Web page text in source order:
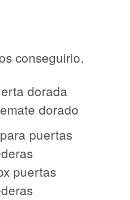
conseguirlo.
dorado
puertas